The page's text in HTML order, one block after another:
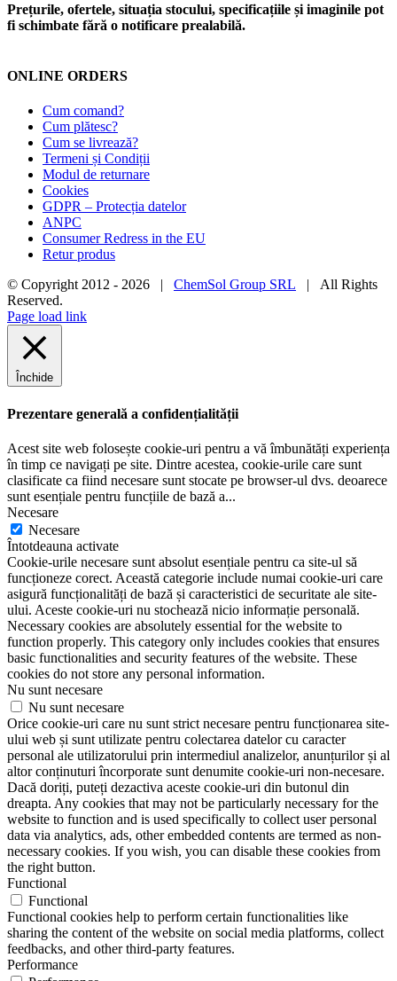
Prețurile, ofertele, situația stocului, specificațiile și imaginile pot
fi schimbate fără o notificare prealabilă.
ONLINE ORDERS
Cum comand?
Cum plătesc?
Cum se livrează?
Termeni și Condiții
Modul de returnare
Cookies
GDPR – Protecția datelor
ANPC
Consumer Redress in the EU
Retur produs
© Copyright 2012 - 2026 | ChemSol Group SRL | All Rights
Reserved.
Page load link
Închide
Prezentare generală a confidențialității
Acest site web folosește cookie-uri pentru a vă îmbunătăți experiența
în timp ce navigați pe site. Dintre acestea, cookie-urile care sunt
clasificate ca fiind necesare sunt stocate pe browser-ul dvs. deoarece
sunt esențiale pentru funcțiile de bază a...
Necesare
Necesare
Întotdeauna activate
Cookie-urile necesare sunt absolut esențiale pentru ca site-ul să
funcționeze corect. Această categorie include numai cookie-uri care
asigură funcționalități de bază și caracteristici de securitate ale site-
ului. Aceste cookie-uri nu stochează nicio informație personală.
Necessary cookies are absolutely essential for the website to
function properly. This category only includes cookies that ensures
basic functionalities and security features of the website. These
cookies do not store any personal information.
Nu sunt necesare
Nu sunt necesare
Orice cookie-uri care nu sunt strict necesare pentru funcționarea site-
ului web și sunt utilizate pentru colectarea datelor cu caracter
personal ale utilizatorului prin intermediul analizelor, anunțurilor și al
altor conținuturi încorporate sunt denumite cookie-uri non-necesare.
Dacă doriți, puteți dezactiva aceste cookie-uri din butonul din
dreapta. Any cookies that may not be particularly necessary for the
website to function and is used specifically to collect user personal
data via analytics, ads, other embedded contents are termed as non-
necessary cookies. If you wish, you can disable these cookies from
the right button.
Functional
Functional
Functional cookies help to perform certain functionalities like
sharing the content of the website on social media platforms, collect
feedbacks, and other third-party features.
Performance